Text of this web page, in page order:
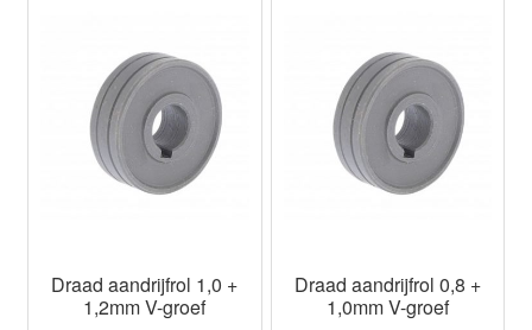
Draad aandrijfrol 1,0 +
1,2mm V-groef
Draad aandrijfrol 0,8 +
1,0mm V-groef